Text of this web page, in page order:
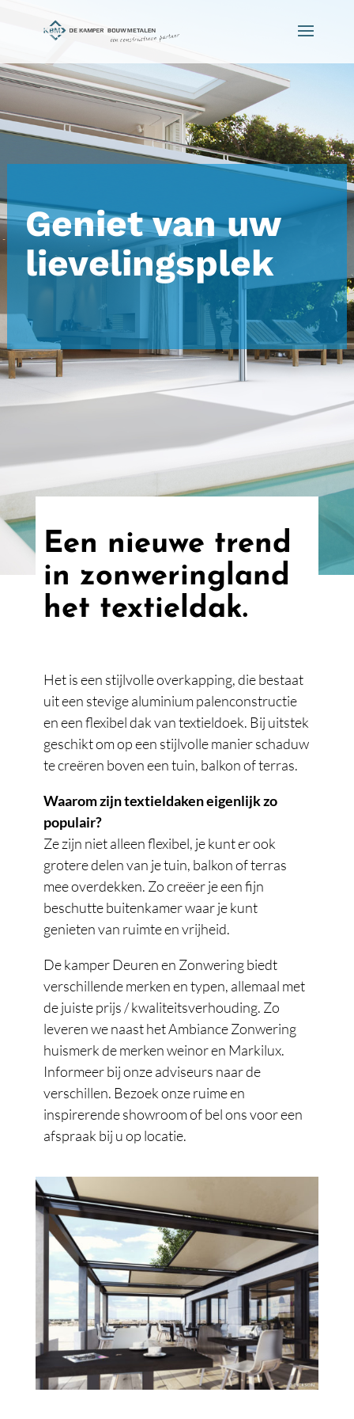
Geniet van uw
lievelingsplek
Een nieuwe trend
in zonweringland
het textieldak.
Het is een stijlvolle overkapping, die bestaat
uit een stevige aluminium palenconstructie
en een flexibel dak van textieldoek. Bij uitstek
geschikt om op een stijlvolle manier schaduw
te creëren boven een tuin, balkon of terras.
Waarom zijn textieldaken eigenlijk zo
populair?
Ze zijn niet alleen flexibel, je kunt er ook
grotere delen van je tuin, balkon of terras
mee overdekken. Zo creëer je een fijn
beschutte buitenkamer waar je kunt
genieten van ruimte en vrijheid.
De kamper Deuren en Zonwering biedt
verschillende merken en typen, allemaal met
de juiste prijs / kwaliteitsverhouding. Zo
leveren we naast het Ambiance Zonwering
huismerk de merken weinor en Markilux.
Informeer bij onze adviseurs naar de
verschillen. Bezoek onze ruime en
inspirerende showroom of bel ons voor een
afspraak bij u op locatie.